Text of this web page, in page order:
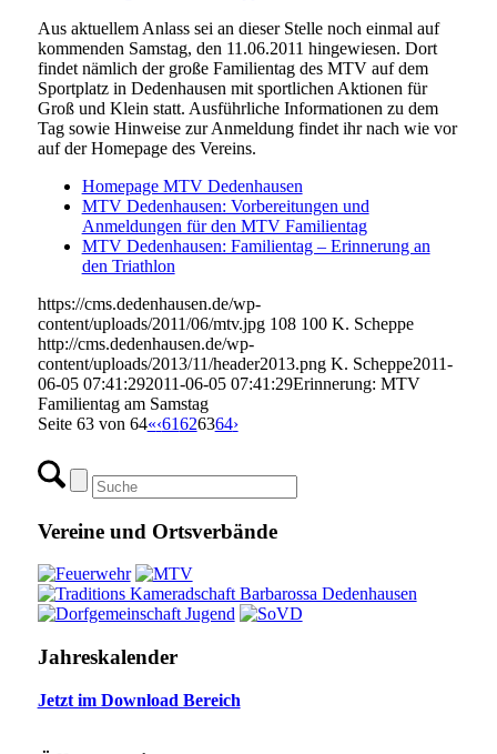
Aus aktuellem Anlass sei an dieser Stelle noch einmal auf
kommenden Samstag, den 11.06.2011 hingewiesen. Dort
findet nämlich der große Familientag des MTV auf dem
Sportplatz in Dedenhausen mit sportlichen Aktionen für
Groß und Klein statt. Ausführliche Informationen zu dem
Tag sowie Hinweise zur Anmeldung findet ihr nach wie vor
auf der Homepage des Vereins.
Homepage MTV Dedenhausen
MTV Dedenhausen: Vorbereitungen und
Anmeldungen für den MTV Familientag
MTV Dedenhausen: Familientag – Erinnerung an
den Triathlon
https://cms.dedenhausen.de/wp-
content/uploads/2011/06/mtv.jpg 108 100 K. Scheppe
http://cms.dedenhausen.de/wp-
content/uploads/2013/11/header2013.png K. Scheppe2011-
06-05 07:41:292011-06-05 07:41:29Erinnerung: MTV
Familientag am Samstag
Seite 63 von 64«‹61626364›
Vereine und Ortsverbände
Jahreskalender
Jetzt im Download Bereich